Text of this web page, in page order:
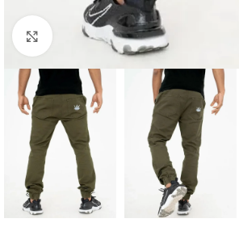
Kliknij aby powiększyć